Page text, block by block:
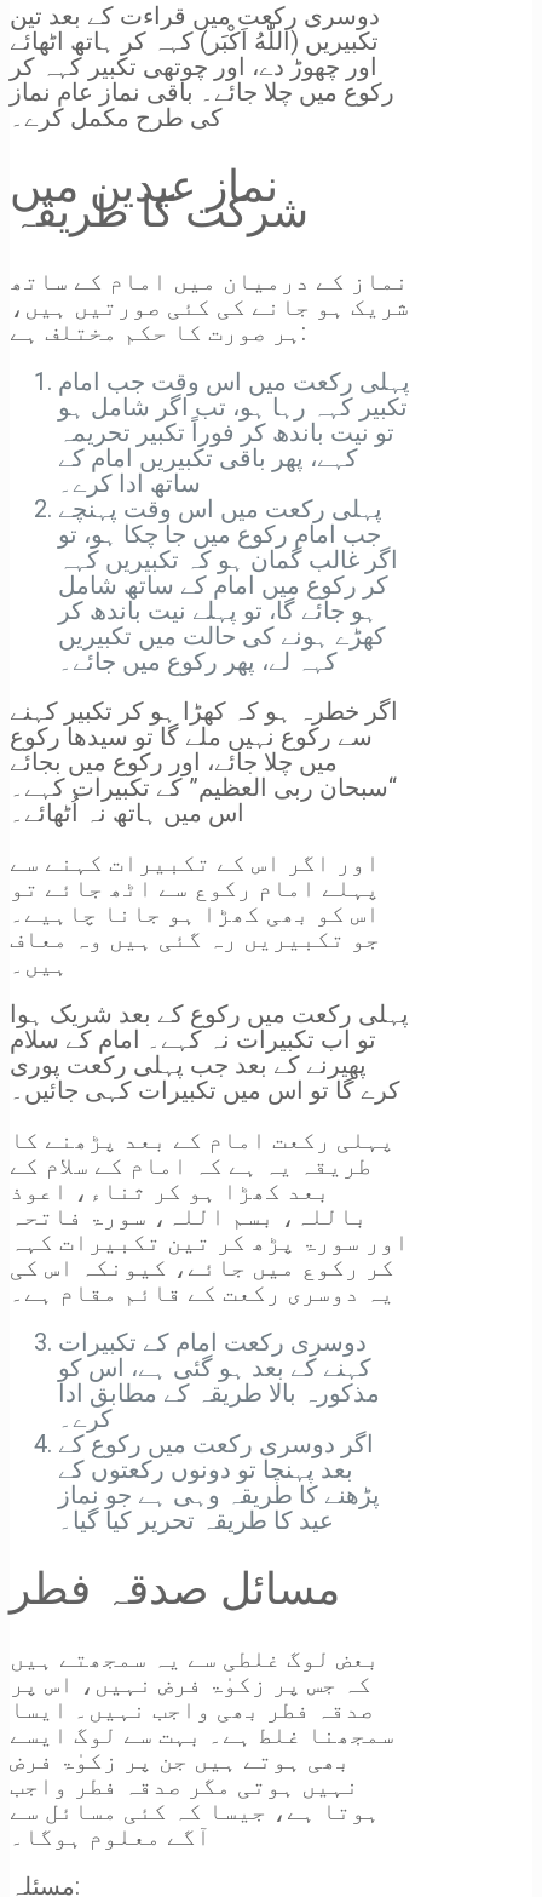
دوسری رکعت میں قراءت کے بعد تین
تکبیریں (اللّٰهُ اَكْبَر) کہہ کر ہاتھ اٹھائے
اور چھوڑ دے، اور چوتھی تکبیر کہہ کر
رکوع میں چلا جائے۔ باقی نماز عام نماز
کی طرح مکمل کرے۔
نماز عیدین میں
شرکت کا طریقہ
نماز کے درمیان میں امام کے ساتھ
شریک ہو جانے کی کئی صورتیں ہیں،
ہر صورت کا حکم مختلف ہے:
پہلی رکعت میں اس وقت جب امام
تکبیر کہہ رہا ہو، تب اگر شامل ہو
تو نیت باندھ کر فوراً تکبیر تحریمہ
کہے، پھر باقی تکبیریں امام کے
ساتھ ادا کرے۔
پہلی رکعت میں اس وقت پہنچے
جب امام رکوع میں جا چکا ہو، تو
اگر غالب گمان ہو کہ تکبیریں کہہ
کر رکوع میں امام کے ساتھ شامل
ہو جائے گا، تو پہلے نیت باندھ کر
کھڑے ہونے کی حالت میں تکبیریں
کہہ لے، پھر رکوع میں جائے۔
اگر خطرہ ہو کہ کھڑا ہو کر تکبیر کہنے
سے رکوع نہیں ملے گا تو سیدھا رکوع
میں چلا جائے، اور رکوع میں بجائے
“سبحان ربی العظیم” کے تکبیرات کہے۔
اس میں ہاتھ نہ اُٹھائے۔
اور اگر اس کے تکبیرات کہنے سے
پہلے امام رکوع سے اٹھ جائے تو
اس کو بھی کھڑا ہو جانا چاہیے۔
جو تکبیریں رہ گئی ہیں وہ معاف
ہیں۔
پہلی رکعت میں رکوع کے بعد شریک ہوا
تو اب تکبیرات نہ کہے۔ امام کے سلام
پھیرنے کے بعد جب پہلی رکعت پوری
کرے گا تو اس میں تکبیرات کہی جائیں۔
پہلی رکعت امام کے بعد پڑھنے کا
طریقہ یہ ہے کہ امام کے سلام کے
بعد کھڑا ہو کر ثناء، اعوذ
باللہ، بسم اللہ، سورۃ فاتحہ
اور سورۃ پڑھ کر تین تکبیرات کہہ
کر رکوع میں جائے، کیونکہ اس کی
یہ دوسری رکعت کے قائم مقام ہے۔
دوسری رکعت امام کے تکبیرات
کہنے کے بعد ہو گئی ہے، اس کو
مذکورہ بالا طریقہ کے مطابق ادا
کرے۔
اگر دوسری رکعت میں رکوع کے
بعد پہنچا تو دونوں رکعتوں کے
پڑھنے کا طریقہ وہی ہے جو نماز
عید کا طریقہ تحریر کیا گیا۔
مسائل صدقہ فطر
بعض لوگ غلطی سے یہ سمجھتے ہیں
کہ جس پر زکوٰۃ فرض نہیں، اس پر
صدقہ فطر بھی واجب نہیں۔ ایسا
سمجھنا غلط ہے۔ بہت سے لوگ ایسے
بھی ہوتے ہیں جن پر زکوٰۃ فرض
نہیں ہوتی مگر صدقہ فطر واجب
ہوتا ہے، جیسا کہ کئی مسائل سے
آگے معلوم ہوگا۔
مسئلہ: